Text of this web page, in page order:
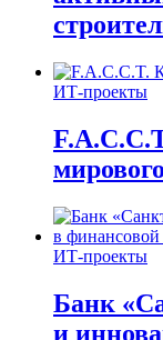
ИТ-проекты
ИТ-проекты
Банк
и